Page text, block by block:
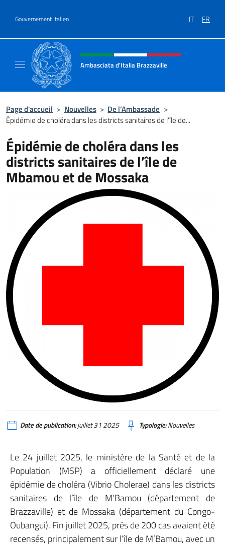
Gouvernement Italien IT FR
Site Web, social et en-tête de
Ambasciata d'Italia Brazzaville
Page d'accueil > Nouvelles > De l’Ambassade >
Épidémie de choléra dans les districts sanitaires de l’île de...
Épidémie de choléra dans les
districts sanitaires de l’île de
Mbamou et de Mossaka
Date de publication:juillet 31 2025 Typologie:Nouvelles
Le 24 juillet 2025, le ministère de la Santé et de la
Population (MSP) a officiellement déclaré une
épidémie de choléra (Vibrio Cholerae) dans les districts
sanitaires de l’île de M’Bamou (département de
Brazzaville) et de Mossaka (département du Congo-
Oubangui). Fin juillet 2025, près de 200 cas avaient été
recensés, principalement sur l’île de M’Bamou, avec un